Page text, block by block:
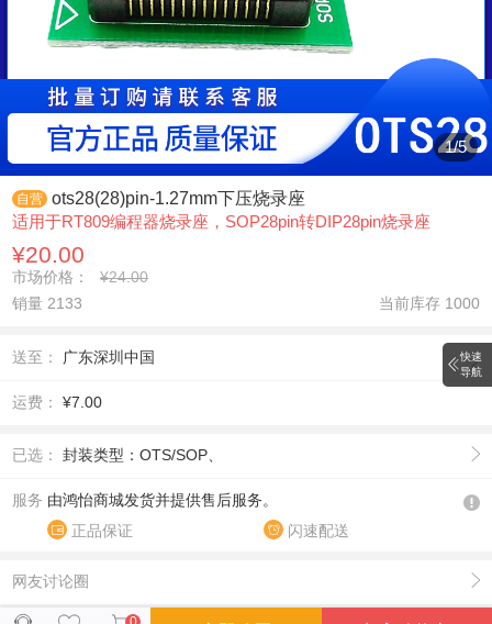
1/5
自营 ots28(28)pin-1.27mm下压烧录座
适用于RT809编程器烧录座，SOP28pin转DIP28pin烧录座
¥20.00
市场价格：
¥24.00
销量 2133
当前库存 1000
送至： 广东深圳中国
运费： ¥7.00
已选： 封装类型：OTS/SOP、
服务 由鸿怡商城发货并提供售后服务。
正品保证
闪速配送
网友讨论圈
快速
导航